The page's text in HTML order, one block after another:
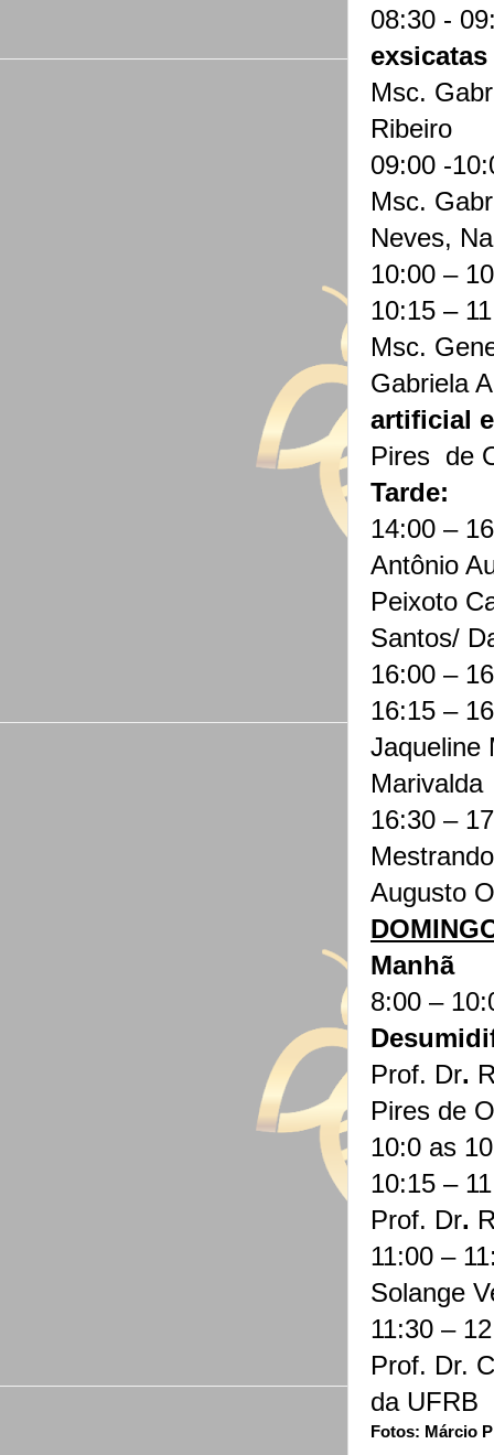
08:30 -
exsicatas
Msc.
Ribeiro
09:00 -
Msc.
Neves,
10:00 –
10:15 –
Msc.
Gabriela
artificial
Pires de
Tarde:
14:00 –
Antônio
Peixoto
Santos/
16:00 –
16:15 –
Jaqueline
Marivalda
16:30 –
Mestrando
Augusto
Manhã
8:00 –
Prof. Dr.
Pires de
10:0 as
10:15 –
Prof. Dr.
11:00 –
Solange
11:30 –
Prof. Dr.
da UFRB
Fotos: Márcio